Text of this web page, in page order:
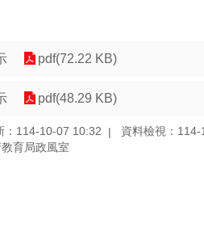
pdf(72.22 KB)
pdf(48.29 KB)
：114-10-07 10:32
資料檢視：
育局政風室